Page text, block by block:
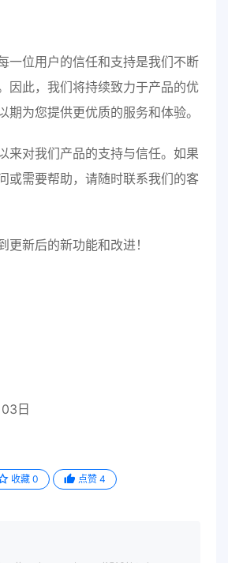
一位用户的信任和支持是我们不断
因此，我们将持续致力于产品的优
期为您提供更优质的服务和体验。
来对我们产品的支持与信任。如果
或需要帮助，请随时联系我们的客
更新后的新功能和改进！
日
收藏 0 点赞 4